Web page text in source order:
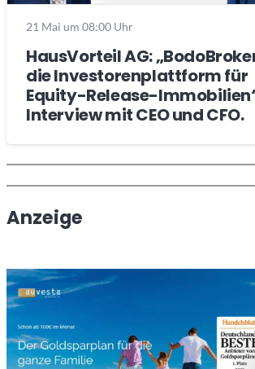
21 Mai um 08:00 Uhr
HausVorteil AG:
die Investorenplattform für
Equity-Release-
Interview mit CEO und CFO.
Trendthemen
Anzeige